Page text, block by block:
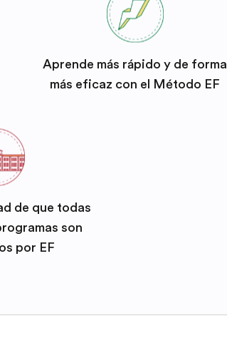
Aprende más rápido y de forma
más eficaz con el Método EF
de que todas
son
por EF